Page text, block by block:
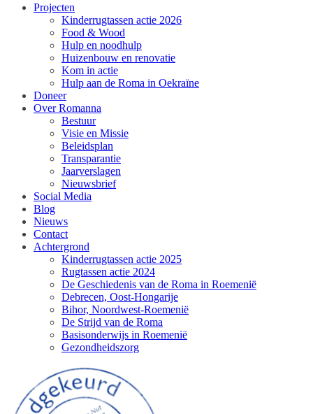
Projecten
Kinderrugtassen actie 2026
Food & Wood
Hulp en noodhulp
Huizenbouw en renovatie
Kom in actie
Hulp aan de Roma in Oekraïne
Doneer
Over Romanna
Bestuur
Visie en Missie
Beleidsplan
Transparantie
Jaarverslagen
Nieuwsbrief
Social Media
Blog
Nieuws
Contact
Achtergrond
Kinderrugtassen actie 2025
Rugtassen actie 2024
De Geschiedenis van de Roma in Roemenië
Debrecen, Oost-Hongarije
Bihor, Noordwest-Roemenië
De Strijd van de Roma
Basisonderwijs in Roemenië
Gezondheidszorg